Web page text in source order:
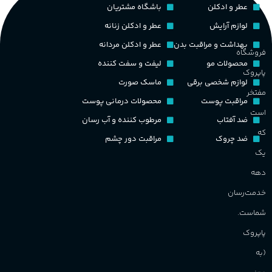
پخش بو
کشور مبدا برند
طبع
گروه بویایی
ماندگاری
چوبی میوه‌ای مرکباتی
PA_بخش-بو
نت‌های چوبی
فروشگاه
پاپروک
مفتخر
است
که
یک
دهه
خدمت‌رسان
شماست.
پاپروک
(به
عطر و ادکلن
لوازم آرایش
بهداشت و مراقبت بدن
محصولات مو
لوازم شخصی برقی
مراقبت پوست
ضد آفتاب
ضد چروک
باشگاه مشتریان
عطر و ادکلن زنانه
عطر و ادکلن مردانه
لیفت و سفت کننده
ماسک صورت
محصولات درمانی پوست
مرطوب کننده و آب رسان
مراقبت دور چشم